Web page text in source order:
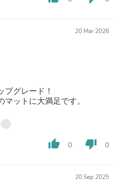
20 Mar 2026
グレード！
ットに大満足です。
thumb_up 0 thumb_down 0
20 Sep 2025